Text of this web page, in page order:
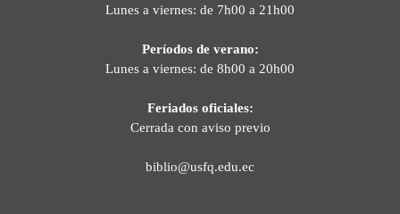
Lunes a viernes: de 7h00 a 21h00
Períodos de verano:
Lunes a viernes: de 8h00 a 20h00
Feriados oficiales:
Cerrada con aviso previo
biblio@usfq.edu.ec